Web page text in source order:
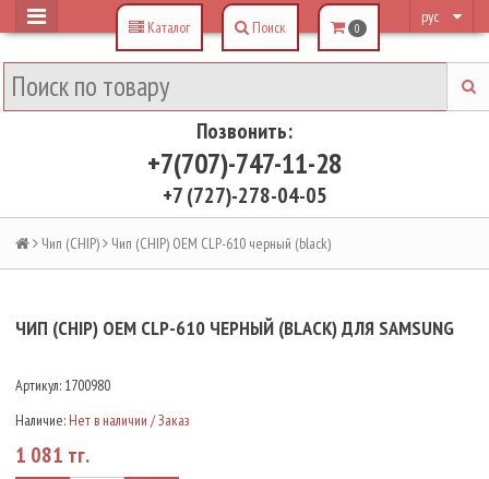
рус
Позвонить:
+7(707)-747-11-28
+7 (727)-278-04-05
Каталог Поиск 0
Чип (CHIP) Чип (CHIP) OEM CLP-610 черный (black)
ЧИП (CHIP) OEM CLP-610 ЧЕРНЫЙ (BLACK) ДЛЯ SAMSUNG
Артикул: 1700980
Наличие: Нет в наличии / Заказ
1 081 тг.